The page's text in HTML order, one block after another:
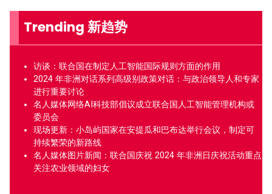
Trending 新趋势
访谈：联合国在制定人工智能国际规则方面的作用
2024 年非洲对话系列高级别政策对话：与政治领导人和专家
进行重要讨论
名人媒体网络AI科技部倡议成立联合国人工智能管理机构或
委员会
现场更新：小岛屿国家在安提瓜和巴布达举行会议，制定可
持续繁荣的新路线
名人媒体图片新闻：联合国庆祝 2024 年非洲日庆祝活动重点
关注农业领域的妇女